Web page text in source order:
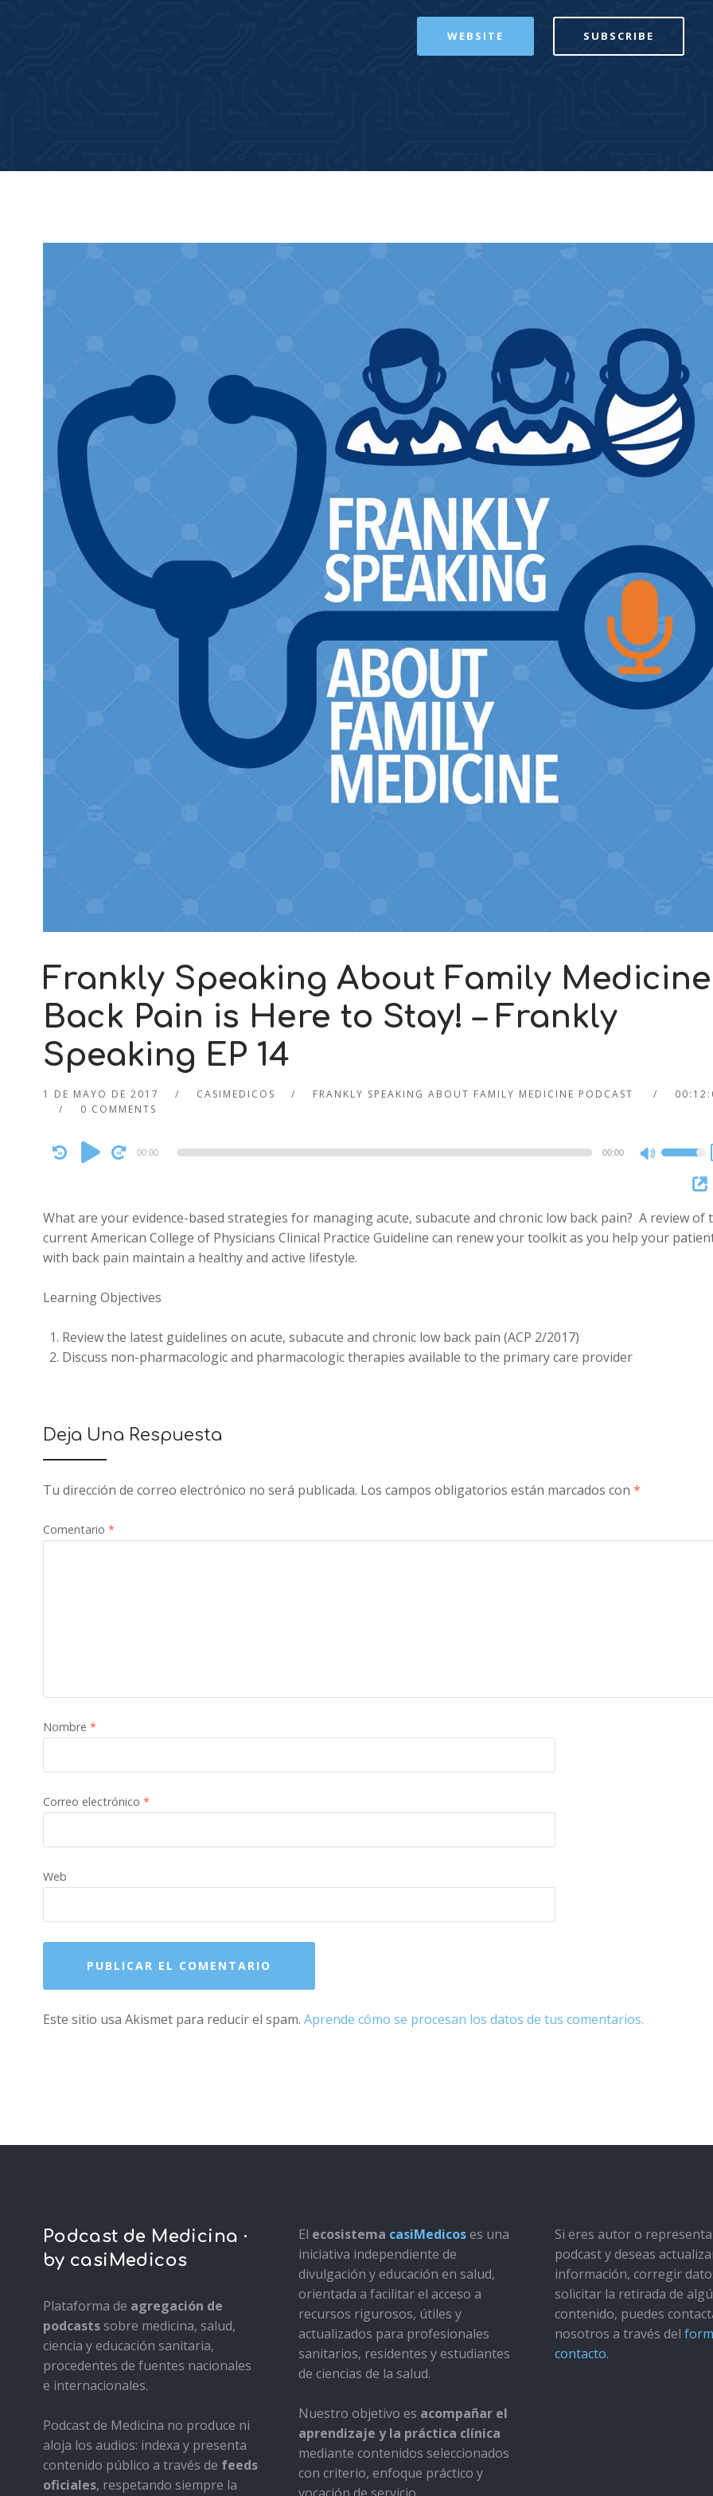
WEBSITE SUBSCRIBE
Frankly Speaking About Family Medicine
Back Pain is Here to Stay! – Frankly
Speaking EP 14
1 DE MAYO DE 2017 CASIMEDICOS FRANKLY SPEAKING ABOUT FAMILY MEDICINE PODCAST
0 COMMENTS
Audio
Player
00:00 00:00
Use
Up/Down
keys
to
What are your evidence-based strategies for managing acute, subacute and chronic low back pain? A review of
current American College of Physicians Clinical Practice Guideline can renew your toolkit as you help your
with back pain maintain a healthy and active lifestyle.
Learning Objectives
Review the latest guidelines on acute, subacute and chronic low back pain (ACP 2/2017)
Discuss non-pharmacologic and pharmacologic therapies available to the primary care provider
Deja Una Respuesta
Tu dirección de correo electrónico no será publicada. Los campos obligatorios están marcados con *
Comentario *
Nombre *
Correo electrónico *
Web
Este sitio usa Akismet para reducir el spam. Aprende cómo se procesan los datos de tus comentarios.
Podcast de Medicina ·
by casiMedicos
Plataforma de agregación de
podcastssobre medicina, salud,
ciencia y educación sanitaria,
procedentes de fuentes nacionales
e internacionales.
Podcast de Medicina no produce ni
aloja los audios: indexa y presenta
contenido público a través de feeds
oficiales, respetando siempre la
El ecosistema casiMedicoses una
iniciativa independiente de
divulgación y educación en salud,
orientada a facilitar el acceso a
recursos rigurosos, útiles y
actualizados para profesionales
sanitarios, residentes y estudiantes
de ciencias de la salud.
Nuestro objetivo es acompañar el
aprendizaje y la práctica clínica
mediante contenidos seleccionados
con criterio, enfoque práctico y
vocación de servicio.
Si eres autor o
podcast y deseas
información, corregir
solicitar la retirada de
contenido, puedes
nosotros a través del
contacto.